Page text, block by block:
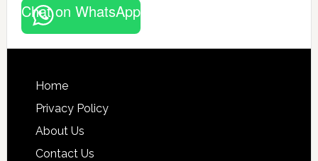
Chat on WhatsApp
Footer
Home
Privacy Policy
About Us
Contact Us